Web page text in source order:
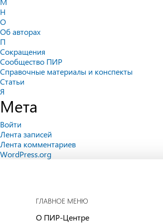
Н
О
Об авторах
П
Сокращения
Сообщество ПИР
Справочные материалы и конспекты
Статьи
Я
Мета
Войти
Лента записей
Лента комментариев
WordPress.org
ГЛАВНОЕ МЕНЮ
О ПИР-Центре